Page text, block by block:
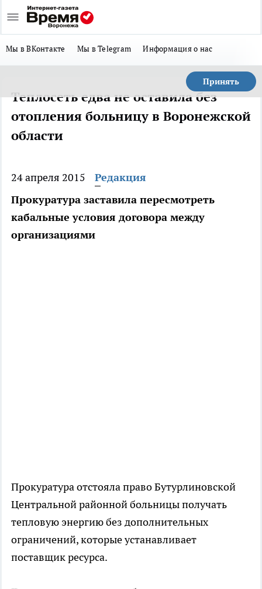
Мы в ВКонтакте Мы в Telegram Информация о нас
Принять
Теплосеть едва не оставила без
отопления больницу в Воронежской
области
24 апреля 2015
Редакция
Прокуратура заставила пересмотреть
кабальные условия договора между
организациями
Прокуратура отстояла право Бутурлиновской
Центральной районной больницы получать
тепловую энергию без дополнительных
ограничений, которые устанавливает
поставщик ресурса.